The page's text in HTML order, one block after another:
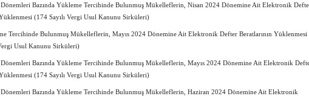
Bazında Yükleme Tercihinde Bulunmuş Mükelleflerin, Nisan 2024 Dönemine Ait Elektronik
(174 Sayılı Vergi Usul Kanunu Sirküleri)
Tercihinde Bulunmuş Mükelleflerin, Mayıs 2024 Dönemine Ait Elektronik Defter Beratlarının Yüklenmesi
Usul Kanunu Sirküleri)
Bazında Yükleme Tercihinde Bulunmuş Mükelleflerin, Mayıs 2024 Dönemine Ait Elektronik
(174 Sayılı Vergi Usul Kanunu Sirküleri)
Bazında Yükleme Tercihinde Bulunmuş Mükelleflerin, Haziran 2024 Dönemine Ait Elektronik